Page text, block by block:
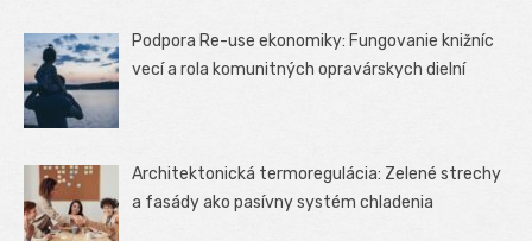
Podpora Re-use ekonomiky: Fungovanie knižníc
vecí a rola komunitných opravárskych dielní
Architektonická termoregulácia: Zelené strechy
a fasády ako pasívny systém chladenia